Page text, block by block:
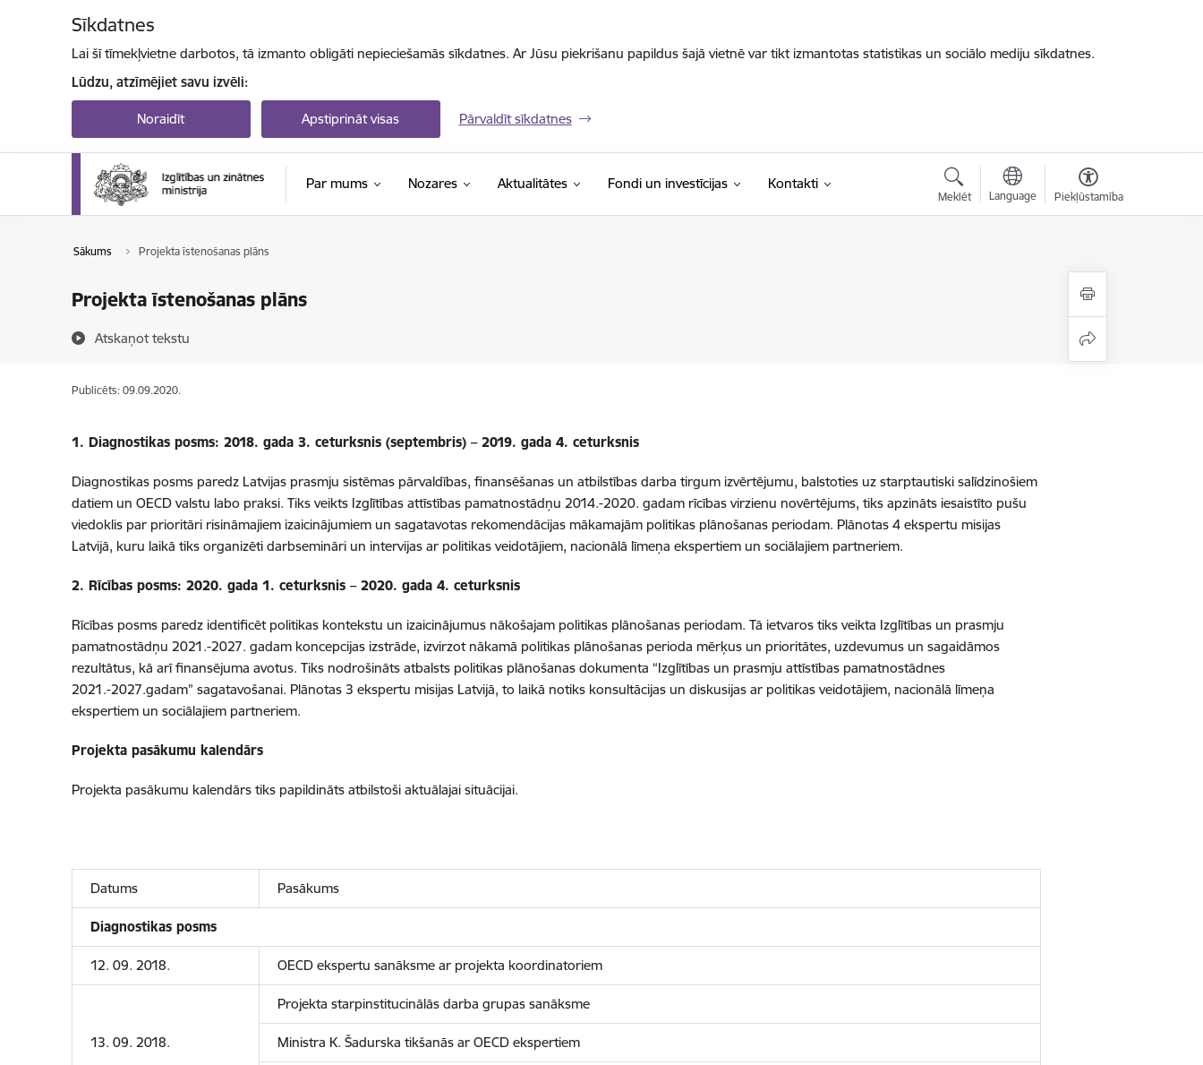
Sīkdatnes
Lai šī tīmekļvietne darbotos, tā izmanto obligāti nepieciešamās sīkdatnes. Ar Jūsu piekrišanu papildus šajā vietnē var tikt izmantotas statistikas un sociālo mediju sīkdatnes.
Lūdzu, atzīmējiet savu izvēli:
Noraidīt Apstiprināt visas Pārvaldīt sīkdatnes
Par mums Nozares Aktualitātes Fondi un investīcijas Kontakti
Meklēt Language Piekļūstamība
Sākums Projekta īstenošanas plāns
Projekta īstenošanas plāns
Atskaņot tekstu
Publicēts: 09.09.2020.
1. Diagnostikas posms: 2018. gada 3. ceturksnis (septembris) – 2019. gada 4. ceturksnis
Diagnostikas posms paredz Latvijas prasmju sistēmas pārvaldības, finansēšanas un atbilstības darba tirgum izvērtējumu, balstoties uz starptautiski salīdzinošiem
datiem un OECD valstu labo praksi. Tiks veikts Izglītības attīstības pamatnostādņu 2014.-2020. gadam rīcības virzienu novērtējums, tiks apzināts iesaistīto pušu
viedoklis par prioritāri risināmajiem izaicinājumiem un sagatavotas rekomendācijas mākamajām politikas plānošanas periodam. Plānotas 4 ekspertu misijas
Latvijā, kuru laikā tiks organizēti darbsemināri un intervijas ar politikas veidotājiem, nacionālā līmeņa ekspertiem un sociālajiem partneriem.
2. Rīcības posms: 2020. gada 1. ceturksnis – 2020. gada 4. ceturksnis
Rīcības posms paredz identificēt politikas kontekstu un izaicinājumus nākošajam politikas plānošanas periodam. Tā ietvaros tiks veikta Izglītības un prasmju
pamatnostādņu 2021.-2027. gadam koncepcijas izstrāde, izvirzot nākamā politikas plānošanas perioda mērķus un prioritātes, uzdevumus un sagaidāmos
rezultātus, kā arī finansējuma avotus. Tiks nodrošināts atbalsts politikas plānošanas dokumenta “Izglītības un prasmju attīstības pamatnostādnes
2021.-2027.gadam” sagatavošanai. Plānotas 3 ekspertu misijas Latvijā, to laikā notiks konsultācijas un diskusijas ar politikas veidotājiem, nacionālā līmeņa
ekspertiem un sociālajiem partneriem.
Projekta pasākumu kalendārs
Projekta pasākumu kalendārs tiks papildināts atbilstoši aktuālajai situācijai.
Datums Pasākums
Diagnostikas posms
12. 09. 2018. OECD ekspertu sanāksme ar projekta koordinatoriem
13. 09. 2018.
Projekta starpinstitucinālās darba grupas sanāksme
Ministra K. Šadurska tikšanās ar OECD ekspertiem